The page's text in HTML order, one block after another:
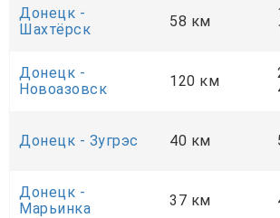
Донецк -
Шахтёрск
58 км
Донецк -
Новоазовск
120 км
Донецк - Зугрэс 40 км
Донецк -
Марьинка
37 км